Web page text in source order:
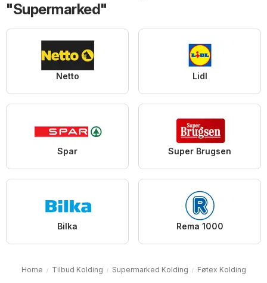
"Supermarked"
Netto Lidl
Spar Super Brugsen
Bilka Rema 1000
Home Tilbud Kolding Supermarked Kolding Føtex Kolding